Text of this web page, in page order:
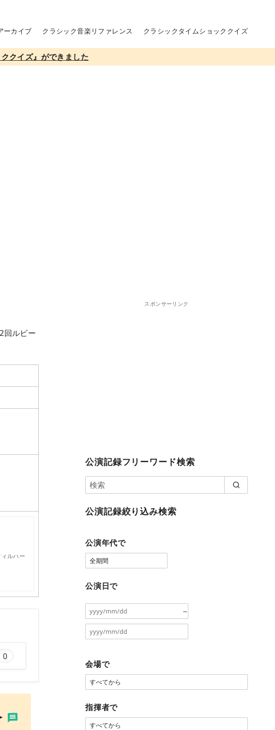
ーカイブ クラシック音楽リファレンス クラシックタイムショッククイズ
クイズ』ができました
回ルビー
ルハー
0
スポンサーリンク
公演記録フリーワード検索
公演記録絞り込み検索
公演年代で
公演日で
～
会場で
指揮者で